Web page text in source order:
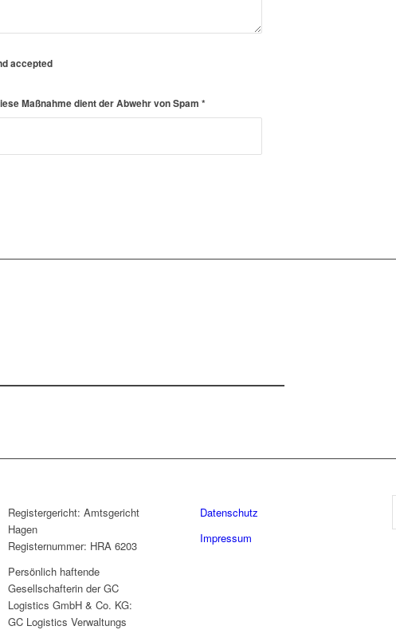
accepted
Maßnahme dient der Abwehr von Spam *
Registergericht: Amtsgericht
Hagen
Registernummer: HRA 6203
Persönlich haftende
Gesellschafterin der GC
Logistics GmbH & Co. KG:
GC Logistics Verwaltungs
Datenschutz
Impressum